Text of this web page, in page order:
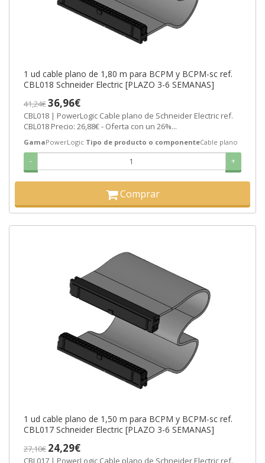
1 ud cable plano de 1,80 m para BCPM y BCPM-sc ref.
CBL018 Schneider Electric [PLAZO 3-6 SEMANAS]
41,24€36,96€
CBL018 | PowerLogic Cable plano de Schneider Electric ref.
CBL018 Precio: 26,88€ - Oferta con un 26%...
GamaPowerLogic Tipo de producto o componenteCable plano
- +
Comprar
1 ud cable plano de 1,50 m para BCPM y BCPM-sc ref.
CBL017 Schneider Electric [PLAZO 3-6 SEMANAS]
27,10€ 24,29€
CBL017 | PowerLogic Cable plano de Schneider Electric ref.